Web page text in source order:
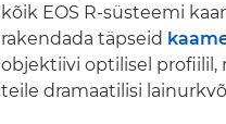
kõik EOS R-süsteemi
rakendada täpseid
objektiivi optilisel
teile dramaatilisi